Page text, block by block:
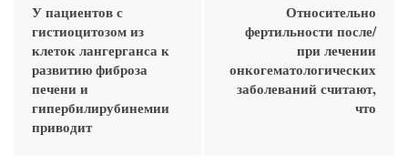
У пациентов с
гистиоцитозом из
клеток лангерганса к
развитию фиброза
печени и
гипербилирубинемии
приводит
Относительно
фертильности после/
при лечении
онкогематологических
заболеваний считают,
что